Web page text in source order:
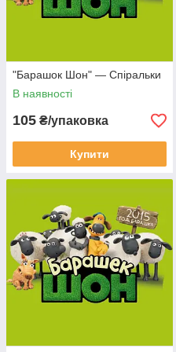
"Барашок Шон" — Спіральки
В наявності
105 ₴/упаковка
Купити